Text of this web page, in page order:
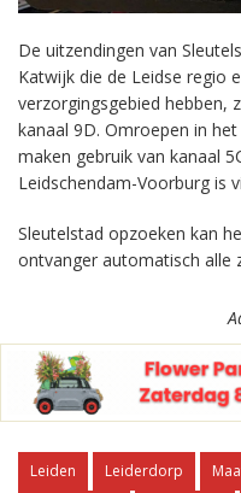
De uitzendingen van
Katwijk die de Leidse regio
verzorgingsgebied hebben,
kanaal 9D. Omroepen in
maken gebruik van kanaal
Leidschendam-Voorburg is
Sleutelstad opzoeken kan
ontvanger automatisch alle
Leiden Leiderdorp